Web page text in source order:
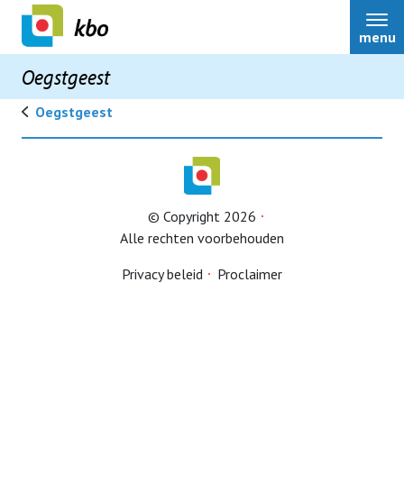
Oegstgeest
menu
Oegstgeest
© Copyright 2026
Alle rechten voorbehouden
Privacy beleid
Proclaimer